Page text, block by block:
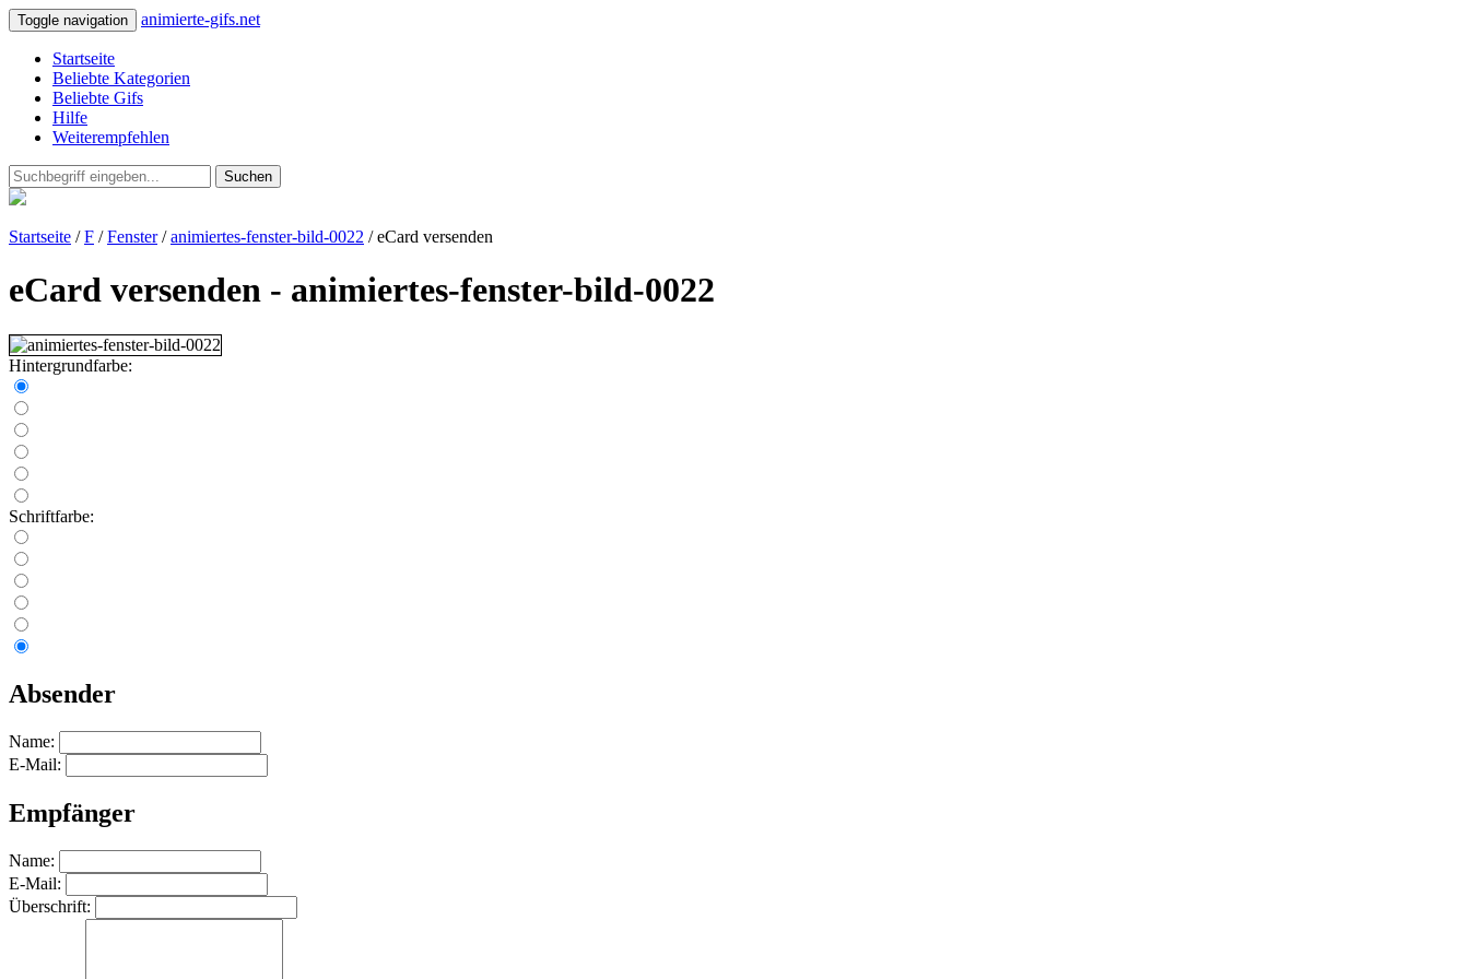
Toggle navigation animierte-gifs.net
Startseite
Beliebte Kategorien
Beliebte Gifs
Hilfe
Weiterempfehlen
Suchen
Startseite /F /Fenster/animiertes-fenster-bild-0022 / eCard versenden
eCard versenden - animiertes-fenster-bild-0022
Hintergrundfarbe:
Schriftfarbe:
Absender
Name:
E-Mail:
Empfänger
Name:
E-Mail:
Überschrift: